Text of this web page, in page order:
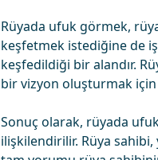
Rüyada ufuk görmek,
keşfetmek istediğine de
keşfedildiği bir alandır.
bir vizyon oluşturmak için
Sonuç olarak, rüyada
ilişkilendirilir. Rüya sahibi,